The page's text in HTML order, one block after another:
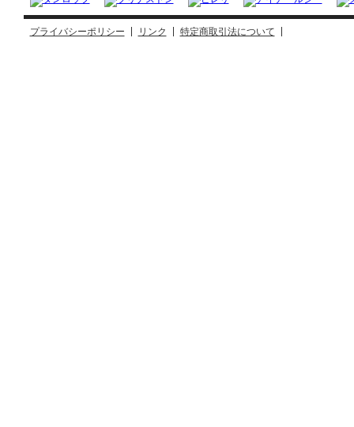
プライバシーポリシー リンク 特定商取引法について